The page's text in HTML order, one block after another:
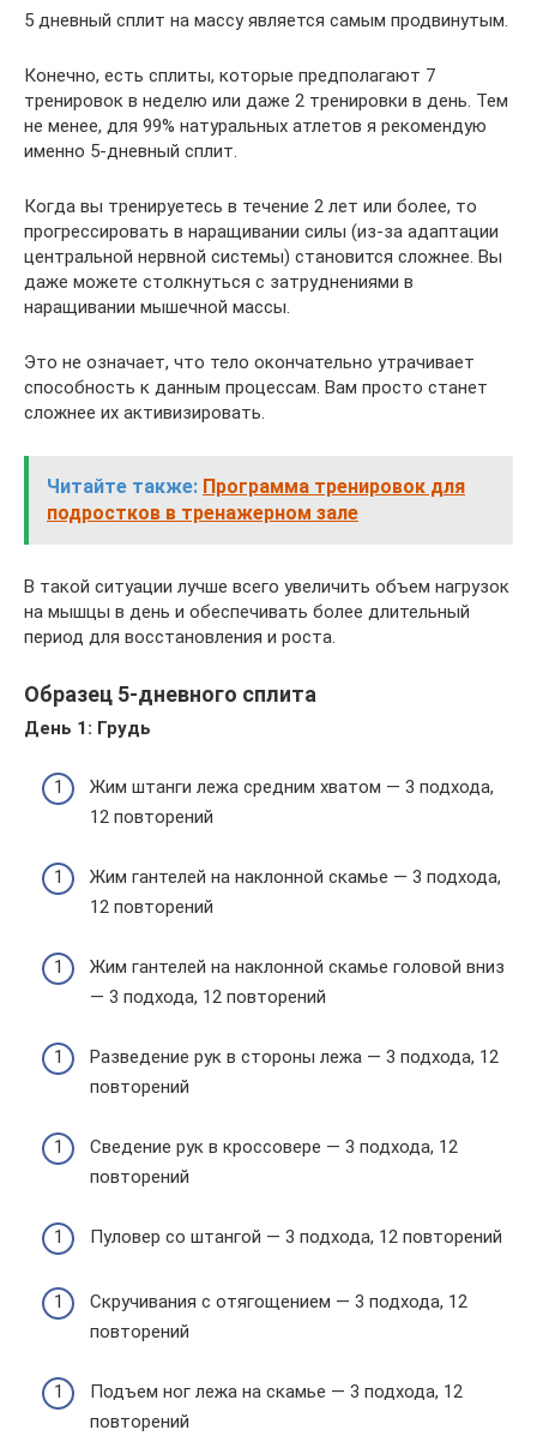
5 дневный сплит на массу является самым продвинутым.
Конечно, есть сплиты, которые предполагают 7
тренировок в неделю или даже 2 тренировки в день. Тем
не менее, для 99% натуральных атлетов я рекомендую
именно 5-дневный сплит.
Когда вы тренируетесь в течение 2 лет или более, то
прогрессировать в наращивании силы (из-за адаптации
центральной нервной системы) становится сложнее. Вы
даже можете столкнуться с затруднениями в
наращивании мышечной массы.
Это не означает, что тело окончательно утрачивает
способность к данным процессам. Вам просто станет
сложнее их активизировать.
Читайте также: Программа тренировок для
подростков в тренажерном зале
В такой ситуации лучше всего увеличить объем нагрузок
на мышцы в день и обеспечивать более длительный
период для восстановления и роста.
Образец 5-дневного сплита
День 1: Грудь
Жим штанги лежа средним хватом — 3 подхода,
12 повторений
Жим гантелей на наклонной скамье — 3 подхода,
12 повторений
Жим гантелей на наклонной скамье головой вниз
— 3 подхода, 12 повторений
Разведение рук в стороны лежа — 3 подхода, 12
повторений
Сведение рук в кроссовере — 3 подхода, 12
повторений
Пуловер со штангой — 3 подхода, 12 повторений
Скручивания с отягощением — 3 подхода, 12
повторений
Подъем ног лежа на скамье — 3 подхода, 12
повторений